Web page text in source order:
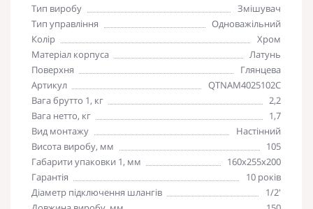
Тип виробу
Змішувач
Тип управління
Одноважільний
Колір
Хром
Матеріал корпуса
Латунь
Поверхня
Глянцева
Артикул
QTNAM4025102C
Вага брутто 1, кг
2,2
Вага нетто, кг
1,7
Вид монтажу
Настінний
Висота виробу, мм
105
Габарити упаковки 1, мм
160х255х200
Гарантія
10 років
Діаметр підключення шлангів
1/2'